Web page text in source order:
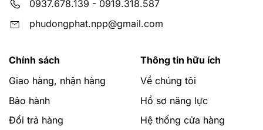
0937.678.139 - 0919.318.587
phudongphat.npp@gmail.com
Chính sách
Giao hàng, nhận hàng
Bảo hành
Đổi trả hàng
Thông tin hữu ích
Về chúng tôi
Hồ sơ năng lực
Hệ thống cửa hàng